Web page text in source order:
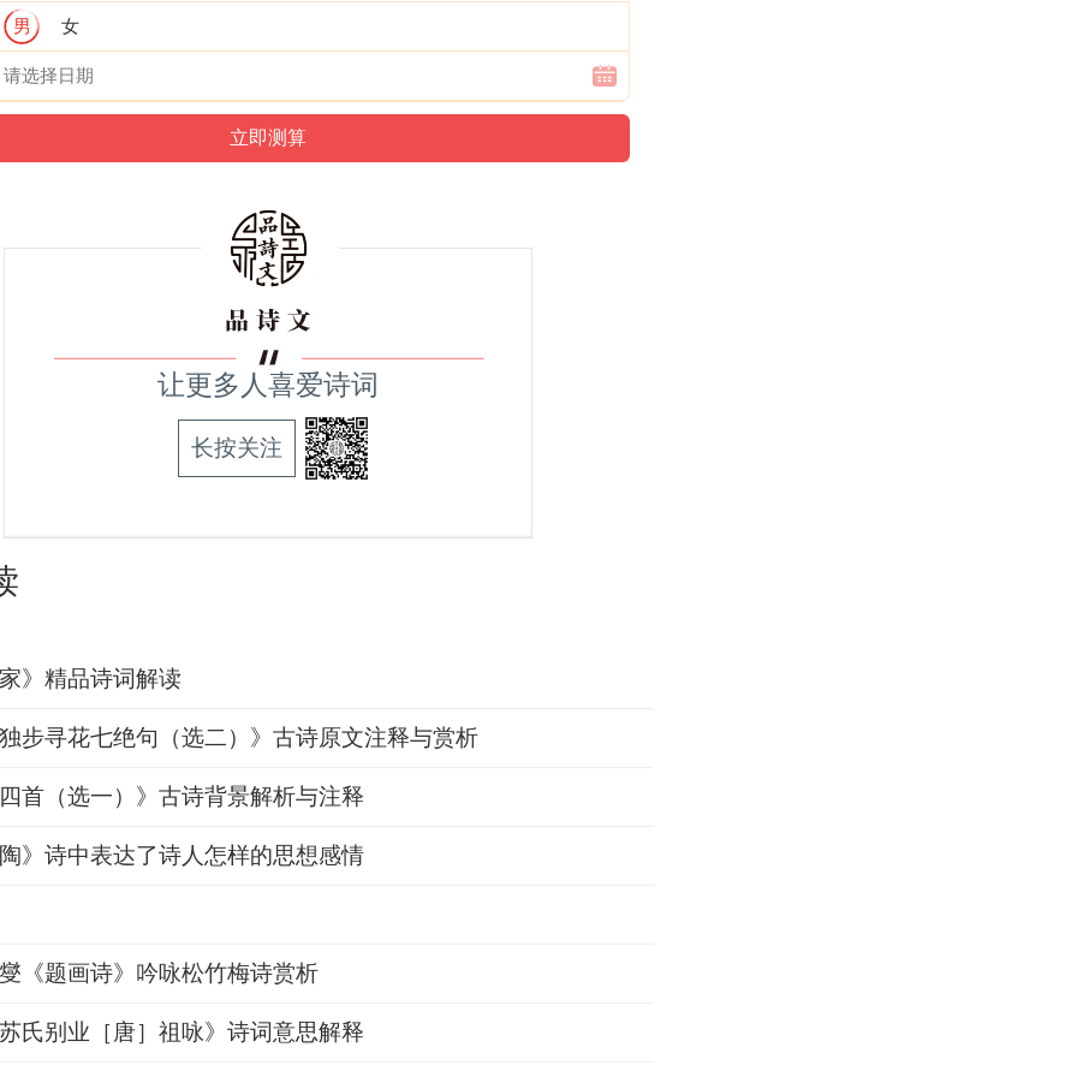
男 女
让更多人喜爱诗词
长按关注
》精品诗词解读
步寻花七绝句（选二）》古诗原文注释与赏析
首（选一）》古诗背景解析与注释
》诗中表达了诗人怎样的思想感情
《题画诗》吟咏松竹梅诗赏析
氏别业［唐］祖咏》诗词意思解释